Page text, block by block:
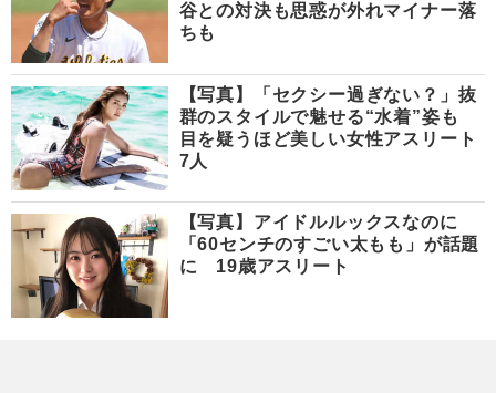
谷との対決も思惑が外れマイナー落
ちも
【写真】「セクシー過ぎない？」抜
群のスタイルで魅せる“水着”姿も
目を疑うほど美しい女性アスリート
7人
【写真】アイドルルックスなのに
「60センチのすごい太もも」が話題
に 19歳アスリート